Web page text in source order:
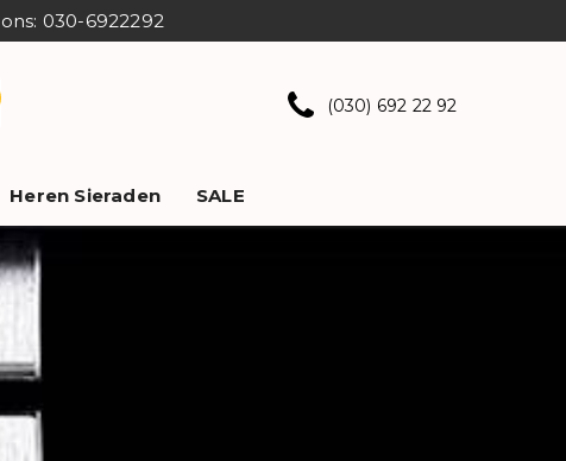
030-6922292
(030) 692 22 92
Heren Sieraden SALE